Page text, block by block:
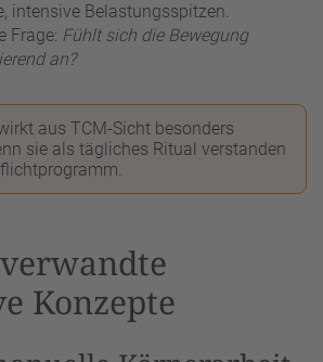
intensive Belastungsspitzen.
Frage: Fühlt sich die Bewegung
an?
aus TCM-Sicht besonders
sie als tägliches Ritual verstanden
Konzepte